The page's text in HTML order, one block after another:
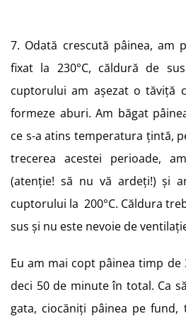
7. Odată crescută pâinea, am
fixat la 230°C, căldură de
cuptorului am așezat o tăviță
formeze aburi. Am băgat
ce s-a atins temperatura țintă,
trecerea acestei perioade,
(atenție! să nu vă ardeți!) și
cuptorului la 200°C. Căldura
sus și nu este nevoie de
Eu am mai copt pâinea timp de
deci 50 de minute în total. Ca
gata, ciocăniți pâinea pe fund,